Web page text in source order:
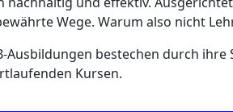
Wege. Warum also nicht
bestechen durch
Kursen.